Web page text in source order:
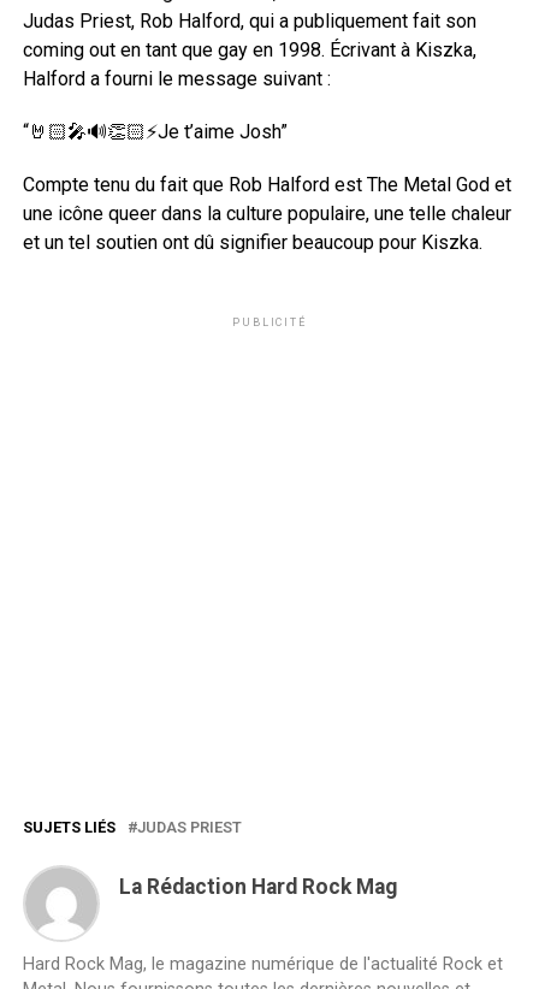
Judas Priest, Rob Halford, qui a publiquement fait son
coming out en tant que gay en 1998. Écrivant à Kiszka,
Halford a fourni le message suivant :
“🤘🏻🎤🔊👏🏻⚡️Je t’aime Josh”
Compte tenu du fait que Rob Halford est The Metal God et
une icône queer dans la culture populaire, une telle chaleur
et un tel soutien ont dû signifier beaucoup pour Kiszka.
PUBLICITÉ
SUJETS LIÉS JUDAS PRIEST
La Rédaction Hard Rock Mag
Hard Rock Mag, le magazine numérique de l'actualité Rock et